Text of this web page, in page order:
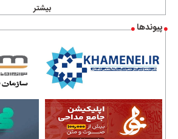
بیشتر
پیوندها